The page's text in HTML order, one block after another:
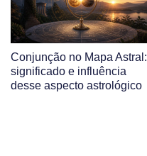
Conjunção no Mapa Astral:
significado e influência
desse aspecto astrológico